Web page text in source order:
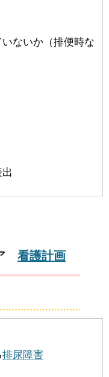
ないか（排便時な
看護計画
排尿障害